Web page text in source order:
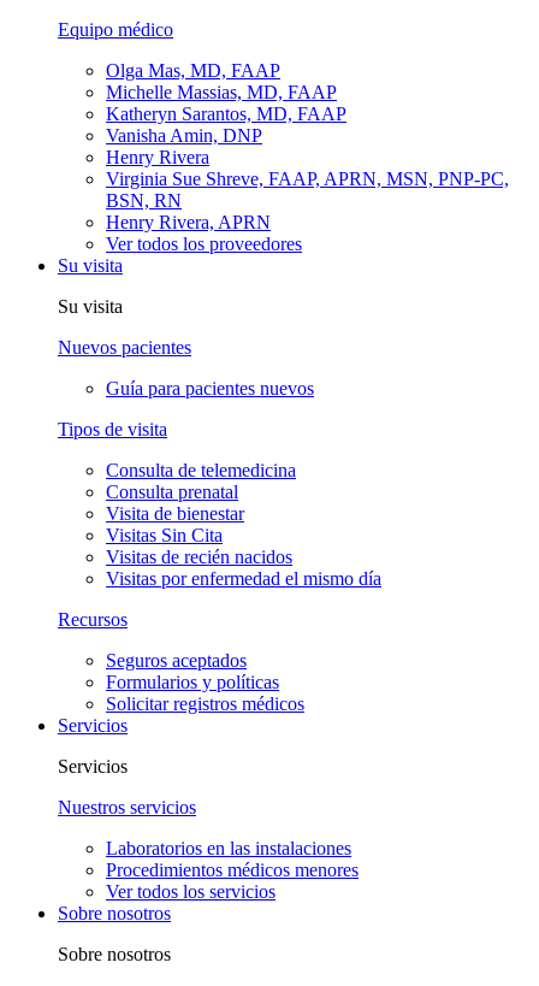
Equipo médico
Olga Mas, MD, FAAP
Michelle Massias, MD, FAAP
Katheryn Sarantos, MD, FAAP
Vanisha Amin, DNP
Henry Rivera
Virginia Sue Shreve, FAAP, APRN, MSN, PNP-PC,
BSN, RN
Henry Rivera, APRN
Ver todos los proveedores
Su visita
Su visita
Nuevos pacientes
Guía para pacientes nuevos
Tipos de visita
Consulta de telemedicina
Consulta prenatal
Visita de bienestar
Visitas Sin Cita
Visitas de recién nacidos
Visitas por enfermedad el mismo día
Recursos
Seguros aceptados
Formularios y políticas
Solicitar registros médicos
Servicios
Servicios
Nuestros servicios
Laboratorios en las instalaciones
Procedimientos médicos menores
Ver todos los servicios
Sobre nosotros
Sobre nosotros